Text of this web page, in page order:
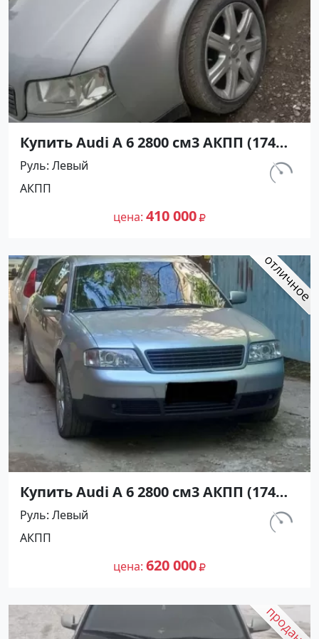
Купить Audi А 6 2800 см3 АКПП (174
л.с.) Бензин инжектор в Кореновск:
цвет Серебристый Седан 1997 года
по цене 410000 рублей, объявление
№27232 на сайте Авторынок23
км.
Руль Левый
АКПП
цена 410 000
Купить Audi A 6 2800 см3 АКПП (174
л.с.) Бензин инжектор в Темрюк :
цвет Серебристый Седан 1997 года
по цене 620000 рублей, объявление
№27228 на сайте Авторынок23
Руль Левый
АКПП
цена 620 000